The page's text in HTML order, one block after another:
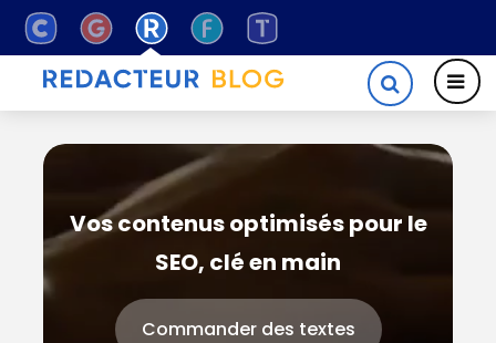
Vos contenus optimisés pour le
SEO, clé en main
Commander des textes